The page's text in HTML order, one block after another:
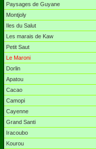
Paysages de Guyane
Montjoly
Iles du Salut
Les marais de Kaw
Petit Saut
Le Maroni
Dorlin
Apatou
Cacao
Camopi
Cayenne
Grand Santi
Iracoubo
Kourou